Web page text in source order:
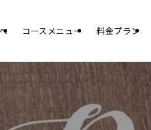
コースメニュー 料金プラン